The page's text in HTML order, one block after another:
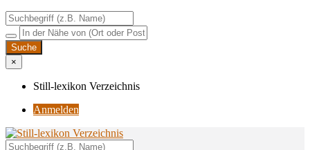
×
Still-lexikon Verzeichnis
Anmelden